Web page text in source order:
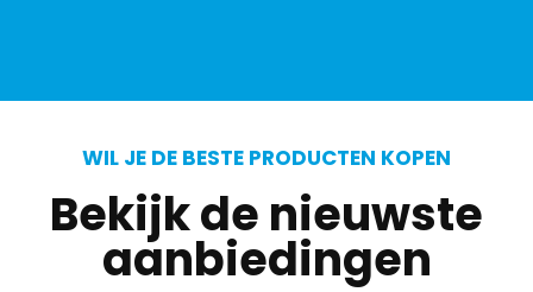
WIL JE DE BESTE PRODUCTEN KOPEN
Bekijk de nieuwste
aanbiedingen